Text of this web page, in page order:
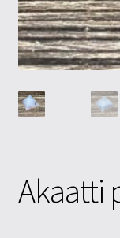
Akaatti